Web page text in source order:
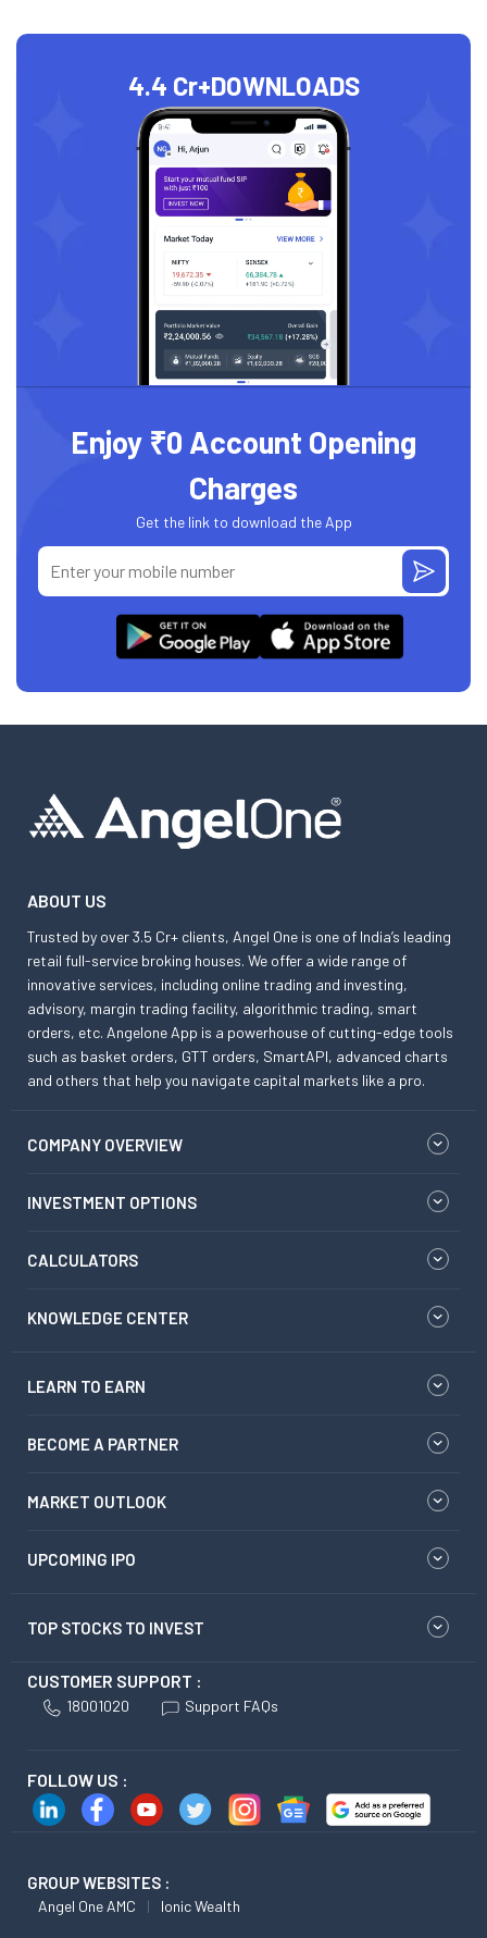
4.4 Cr+DOWNLOADS
Enjoy ₹0 Account Opening
Charges
Get the link to download the App
ABOUT US
Trusted by over 3.5 Cr+ clients, Angel One is one of India’s leading
retail full-service broking houses. We offer a wide range of
innovative services, including online trading and investing,
advisory, margin trading facility, algorithmic trading, smart
orders, etc. Angelone App is a powerhouse of cutting-edge tools
such as basket orders, GTT orders, SmartAPI, advanced charts
and others that help you navigate capital markets like a pro.
COMPANY OVERVIEW
INVESTMENT OPTIONS
CALCULATORS
KNOWLEDGE CENTER
LEARN TO EARN
BECOME A PARTNER
MARKET OUTLOOK
UPCOMING IPO
TOP STOCKS TO INVEST
CUSTOMER SUPPORT :
18001020 Support FAQs
FOLLOW US :
GROUP WEBSITES :
Angel One AMC Ionic Wealth